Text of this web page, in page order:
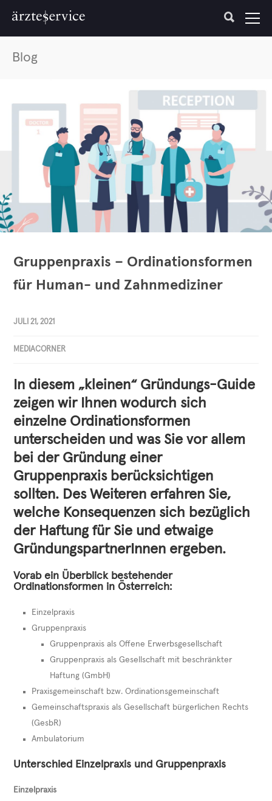
Blog
Gruppenpraxis – Ordinationsformen
für Human- und Zahnmediziner
JULI 21, 2021
MEDIACORNER
In diesem „kleinen“ Gründungs-Guide
zeigen wir Ihnen wodurch sich
einzelne Ordinationsformen
unterscheiden und was Sie vor allem
bei der Gründung einer
Gruppenpraxis berücksichtigen
sollten. Des Weiteren erfahren Sie,
welche Konsequenzen sich bezüglich
der Haftung für Sie und etwaige
GründungspartnerInnen ergeben.
Vorab ein Überblick bestehender
Ordinationsformen in Österreich:
Einzelpraxis
Gruppenpraxis
Gruppenpraxis als Offene Erwerbsgesellschaft
Gruppenpraxis als Gesellschaft mit beschränkter
Haftung (GmbH)
Praxisgemeinschaft bzw. Ordinationsgemeinschaft
Gemeinschaftspraxis als Gesellschaft bürgerlichen Rechts
(GesbR)
Ambulatorium
Unterschied Einzelpraxis und Gruppenpraxis
Einzelpraxis